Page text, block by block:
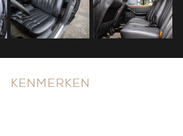
KENMERKEN